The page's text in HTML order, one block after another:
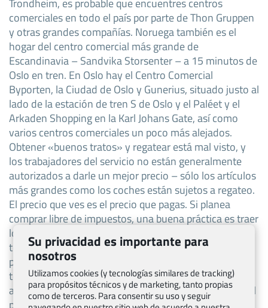
comerciales en todo el país por parte de Thon Gruppen
y otras grandes compañías. Noruega también es el
hogar del centro comercial más grande de
Escandinavia – Sandvika Storsenter – a 15 minutos de
Oslo en tren. En Oslo hay el Centro Comercial
Byporten, la Ciudad de Oslo y Gunerius, situado justo al
lado de la estación de tren S de Oslo y el Paléet y el
Arkaden Shopping en la Karl Johans Gate, así como
varios centros comerciales un poco más alejados.
Obtener «buenos tratos» y regatear está mal visto, y
los trabajadores del servicio no están generalmente
autorizados a darle un mejor precio – sólo los artículos
más grandes como los coches están sujetos a regateo.
El precio que ves es el precio que pagas. Si planea
comprar libre de impuestos, una buena práctica es traer
los formularios necesarios. La mayoría de las tiendas
tendrán estos formularios a mano, pero es una buena
precaución. Además, si paga con tarjeta de crédito,
tendrá que firmar el recibo, para lo cual necesitará
algún tipo de identificación, el permiso de conducir y el
pasaporte. Esto se debe a la naturaleza estricta de las
Su privacidad es importante para
nosotros
Utilizamos cookies (y tecnologías similares de tracking)
para propósitos técnicos y de marketing, tanto propias
como de terceros. Para consentir su uso y seguir